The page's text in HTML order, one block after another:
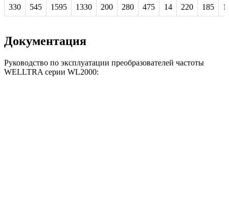
330 545 1595 1330 200 280 475 14 220 185
Документация
Руководство по эксплуатации преобразователей частоты
WELLTRA серии WL2000: